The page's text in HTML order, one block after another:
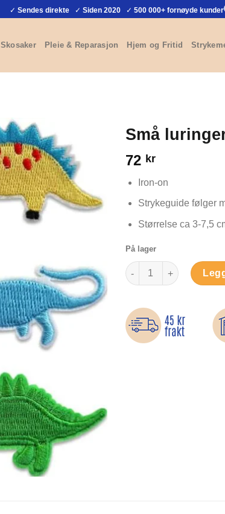
✓ Sendes direkte✓ Siden 2020✓ 500 000+ fornøyde kunder
Skosaker Pleie & Reparasjon Hjem og Fritid
Små
72 kr
Iron-on
Strykeguide følger
Størrelse ca 3-7,5
På lager
Små luringer -